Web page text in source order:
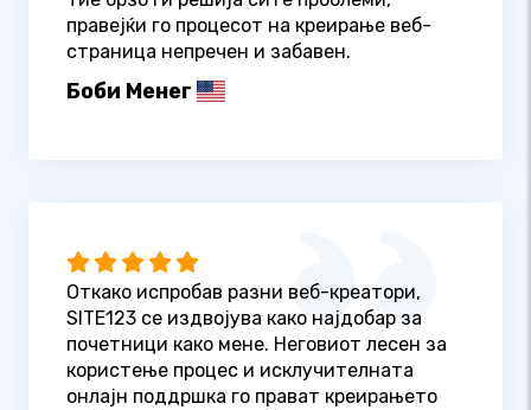
правејќи го процесот на креирање веб-
страница непречен и забавен.
Боби Менег
Откако испробав разни веб-креатори,
SITE123 се издвојува како најдобар за
почетници како мене. Неговиот лесен за
користење процес и исклучителната
онлајн поддршка го прават креирањето